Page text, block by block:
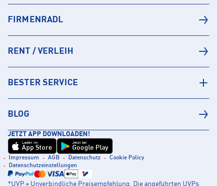
FIRMENRADL
RENT / VERLEIH
BESTER SERVICE
BLOG
JETZT APP DOWNLOADEN!
Laden im
App Store
Jetzt bei
Google Play
Impressum AGB Datenschutz
Cookie Policy
Datenschutzeinstellungen
*UVP = Unverbindliche Preisempfehlung. Die angeführten UVPs